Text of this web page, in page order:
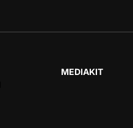
MEDIAKIT